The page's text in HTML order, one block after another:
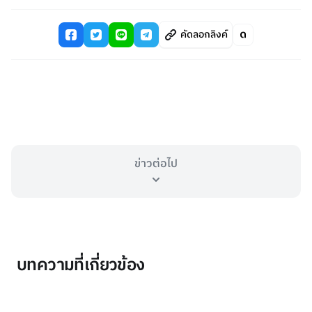
คัดลอกลิงค์
ข่าวต่อไป
บทความที่เกี่ยวข้อง